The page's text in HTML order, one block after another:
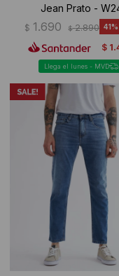
Jean Prato -
$ 1.690 $ 2.890 41
$
Llega el lunes - MVD